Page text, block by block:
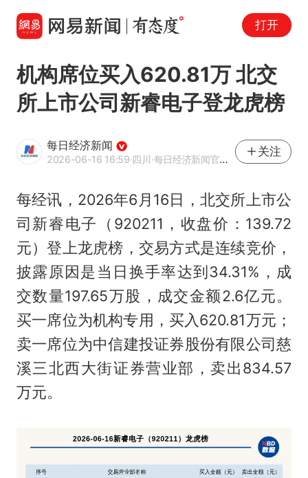
打开
机构席位买入620.81万 北交
所上市公司新睿电子登龙虎榜
每日经济新闻
2026-06-16 16:59·四川·每日经济新闻官方网易号
关注
每经讯，2026年6月16日，北交所上市公
司新睿电子（920211，收盘价：139.72
元）登上龙虎榜，交易方式是连续竞价，
披露原因是当日换手率达到34.31%，成
交数量197.65万股，成交金额2.6亿元。
买一席位为机构专用，买入620.81万元；
卖一席位为中信建投证券股份有限公司慈
溪三北西大街证券营业部，卖出834.57
万元。